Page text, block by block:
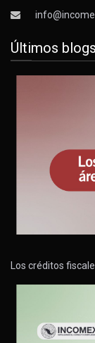
Últimos blogs
Los créditos